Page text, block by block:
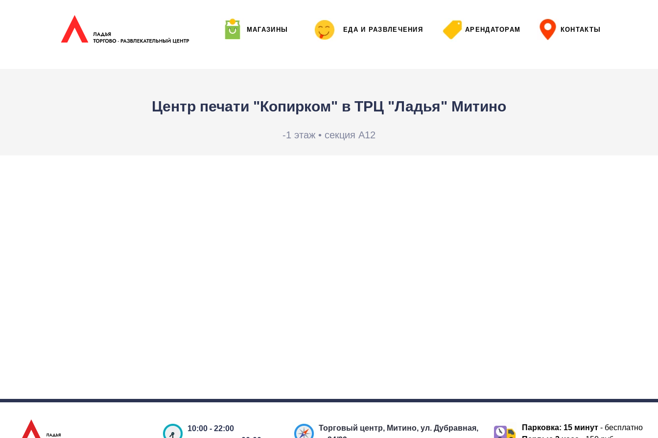
МАГАЗИНЫ ЕДА И РАЗВЛЕЧЕНИЯ АРЕНДАТОРАМ КОНТАКТЫ
Центр печати "Копирком" в ТРЦ "Ладья" Митино
-1 этаж • секция А12
Торговый центр, Митино, ул. Дубравная,
10:00 - 22:00
Парковка: 15 минут - бесплатно